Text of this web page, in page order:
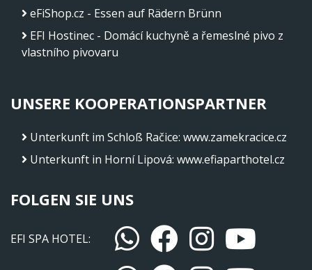
eFiShop.cz - Essen auf Rädern Brünn
EFI Hostinec - Domácí kuchyně a řemeslné pivo z
vlastního pivovaru
UNSERE KOOPERATIONSPARTNER
Unterkunft im Schloß Račice: www.zamekracice.cz
Unterkunft in Horní Lipová: www.efiaparthotel.cz
FOLGEN SIE UNS
EFI SPA HOTEL: